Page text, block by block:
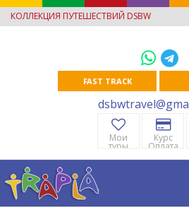
КОЛЛЕКЦИЯ ПУТЕШЕСТВИЙ DSBW
FAST TRACK
Мои
туры
Курс
Оплата